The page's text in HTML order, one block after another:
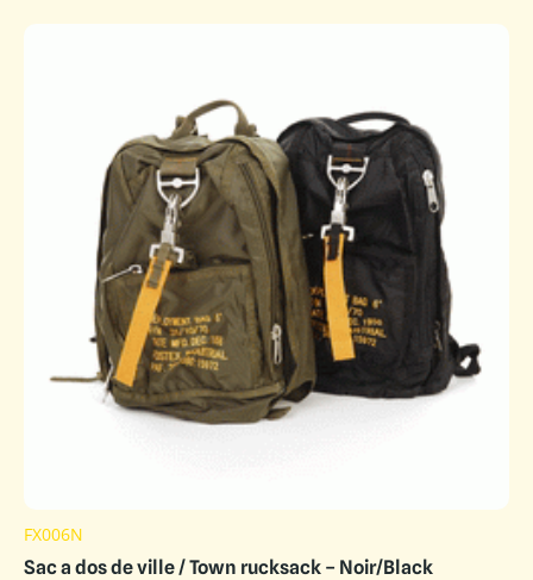
FX006N
Sac a dos de ville / Town rucksack – Noir/Black